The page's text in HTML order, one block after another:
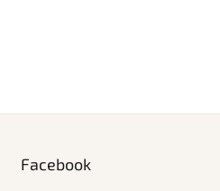
Facebook